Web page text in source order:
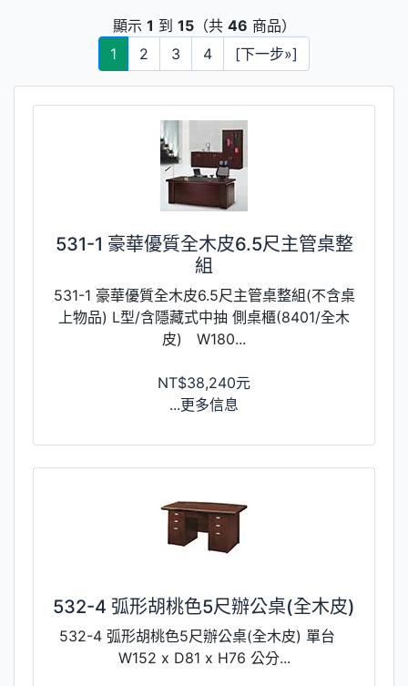
顯示 1 到 15（共 46 商品）
1
2 3 4 [下一步»]
531-1 豪華優質全木皮6.5尺主管桌整
組
531-1 豪華優質全木皮6.5尺主管桌整組(不含桌
上物品) L型/含隱藏式中抽 側桌櫃(8401/全木
皮) W180...
NT$38,240元
...更多信息
532-4 弧形胡桃色5尺辦公桌(全木皮)
532-4 弧形胡桃色5尺辦公桌(全木皮) 單台
W152 x D81 x H76 公分...